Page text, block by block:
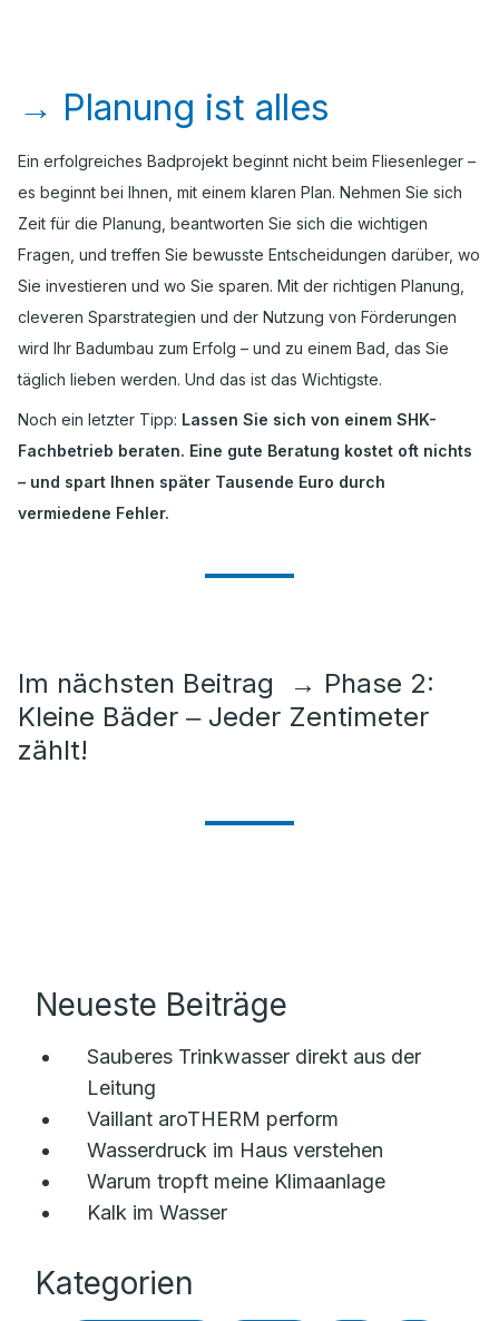
→ Planung ist alles
Ein erfolgreiches Badprojekt beginnt nicht beim Fliesenleger –
es beginnt bei Ihnen, mit einem klaren Plan. Nehmen Sie sich
Zeit für die Planung, beantworten Sie sich die wichtigen
Fragen, und treffen Sie bewusste Entscheidungen darüber, wo
Sie investieren und wo Sie sparen. Mit der richtigen Planung,
cleveren Sparstrategien und der Nutzung von Förderungen
wird Ihr Badumbau zum Erfolg – und zu einem Bad, das Sie
täglich lieben werden. Und das ist das Wichtigste.
Noch ein letzter Tipp: Lassen Sie sich von einem SHK-
Fachbetrieb beraten. Eine gute Beratung kostet oft nichts
– und spart Ihnen später Tausende Euro durch
vermiedene Fehler.
Im nächsten Beitrag → Phase 2:
Kleine Bäder ‒ Jeder Zentimeter
zählt!
Neueste Beiträge
Sauberes Trinkwasser direkt aus der
Leitung
Vaillant aroTHERM perform
Wasserdruck im Haus verstehen
Warum tropft meine Klimaanlage
Kalk im Wasser
Kategorien